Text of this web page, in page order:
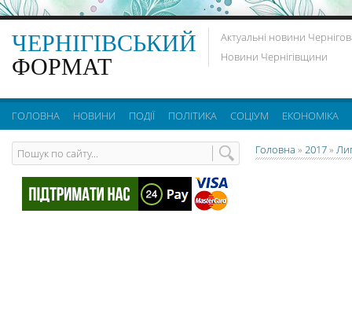
ЧЕРНІГІВСЬКИЙ
ФОРМАТ
Актуальні новини
Новини Чернігівщини
ГОЛОВНА НОВИНИ ПОДІЇ ПОЛІТИКА СОЦІУМ ЕКОНОМІКА
Головна » 2017»